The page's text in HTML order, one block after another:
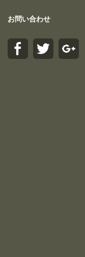
お問い合わせ